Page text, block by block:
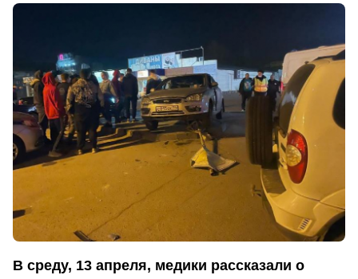
В среду, 13 апреля, медики рассказали о